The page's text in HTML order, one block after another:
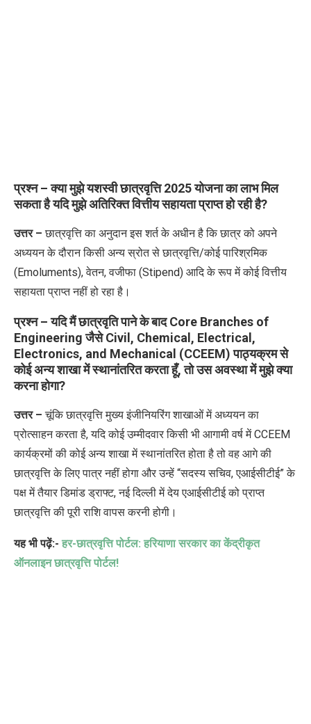
प्रश्न – क्या मुझे यशस्वी छात्रवृत्ति 2025 योजना का लाभ मिल
सकता है यदि मुझे अतिरिक्त वित्तीय सहायता प्राप्त हो रही है?
उत्तर – छात्रवृत्ति का अनुदान इस शर्त के अधीन है कि छात्र को अपने
अध्ययन के दौरान किसी अन्य स्रोत से छात्रवृत्ति/कोई पारिश्रमिक
(Emoluments), वेतन, वजीफा (Stipend) आदि के रूप में कोई वित्तीय
सहायता प्राप्त नहीं हो रहा है।
प्रश्न – यदि मैं छात्रवृति पाने के बाद Core Branches of
Engineering जैसे Civil, Chemical, Electrical,
Electronics, and Mechanical (CCEEM) पाठ्यक्रम से
कोई अन्य शाखा में स्थानांतरित करता हूँ, तो उस अवस्था में मुझे क्या
करना होगा?
उत्तर – चूंकि छात्रवृत्ति मुख्य इंजीनियरिंग शाखाओं में अध्ययन का
प्रोत्साहन करता है, यदि कोई उम्मीदवार किसी भी आगामी वर्ष में CCEEM
कार्यक्रमों की कोई अन्य शाखा में स्थानांतरित होता है तो वह आगे की
छात्रवृत्ति के लिए पात्र नहीं होगा और उन्हें “सदस्य सचिव, एआईसीटीई” के
पक्ष में तैयार डिमांड ड्राफ्ट, नई दिल्ली में देय एआईसीटीई को प्राप्त
छात्रवृत्ति की पूरी राशि वापस करनी होगी।
यह भी पढ़ें:- हर-छात्रवृत्ति पोर्टल: हरियाणा सरकार का केंद्रीकृत
ऑनलाइन छात्रवृत्ति पोर्टल!